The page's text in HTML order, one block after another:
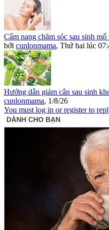
Cẩm nang chăm sóc sau sinh
bởi cunlonmama, Thứ hai lúc
Hướng dẫn giảm cân sau sinh
cunlonmama, 1/8/26
You must log in or register to